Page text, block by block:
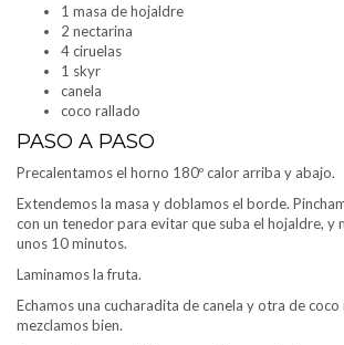
1 masa de hojaldre
2 nectarina
4 ciruelas
1 skyr
canela
coco rallado
PASO A PASO
Precalentamos el horno 180º calor arriba y abajo.
Extendemos la masa y doblamos el borde.
con un tenedor para evitar que suba el hojaldre, y
unos 10 minutos.
Laminamos la fruta.
Echamos una cucharadita de canela y otra de
mezclamos bien.